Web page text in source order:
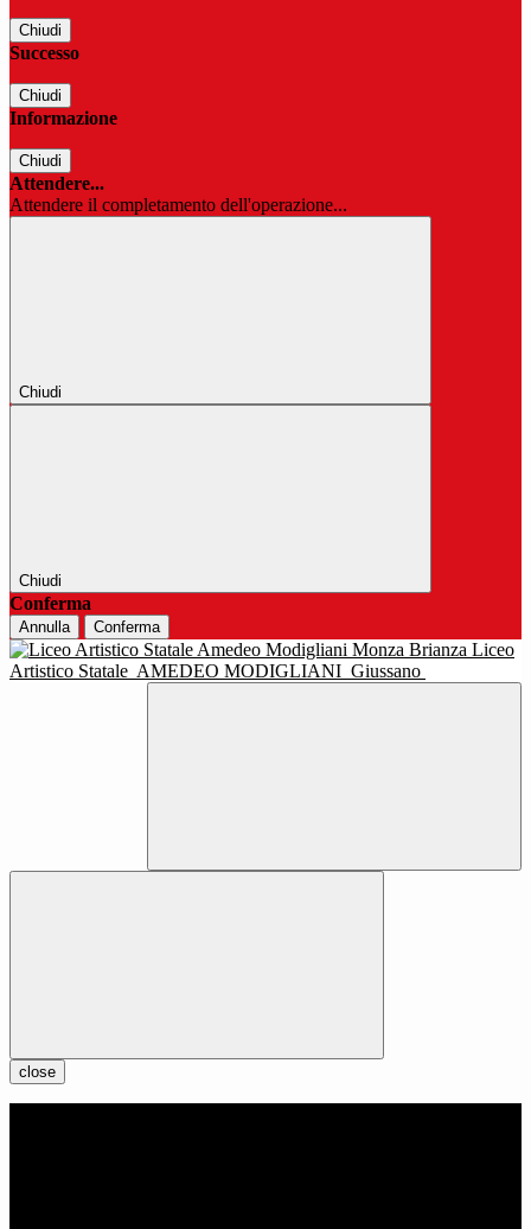
Chiudi
Successo
Chiudi
Informazione
Chiudi
Attendere...
Attendere il completamento dell'operazione...
Chiudi
Chiudi
Conferma
Annulla Conferma
Liceo
Artistico Statale AMEDEO MODIGLIANI Giussano
close